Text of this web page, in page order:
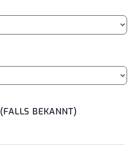
(FALLS BEKANNT)